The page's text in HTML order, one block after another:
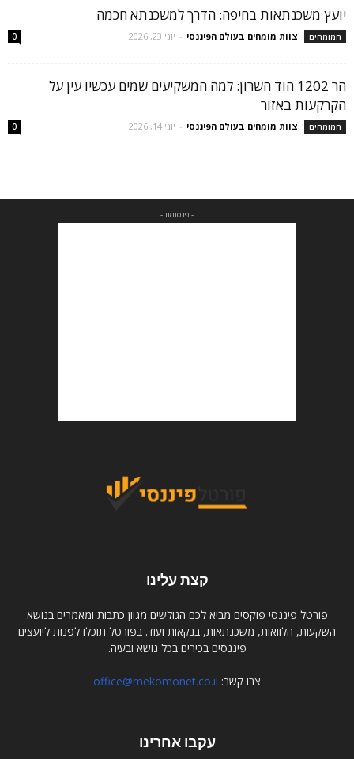
יועץ משכנתאות בחיפה: הדרך למשכנתא חכמה
המומחים צוות מומחים בעולם הפיננסי - יוני 23, 2026 0
הר 1202 הוד השרון: למה המשקיעים שמים עכשיו עין על
הקרקעות באזור
המומחים צוות מומחים בעולם הפיננסי - יוני 14, 2026 0
- פרסומת -
קצת עלינו
פורטל פיננסי פוקסים מביא לכם הגולשים מגוון כתבות ומאמרים בנושא
השקעות, הלוואות, משכנתאות, בנקאות ועוד. בפורטל תוכלו לפנות ליועצים
פיננסים בכירים בכל נושא ובעיה.
צרו קשר: office@mekomonet.co.il
עקבו אחרינו